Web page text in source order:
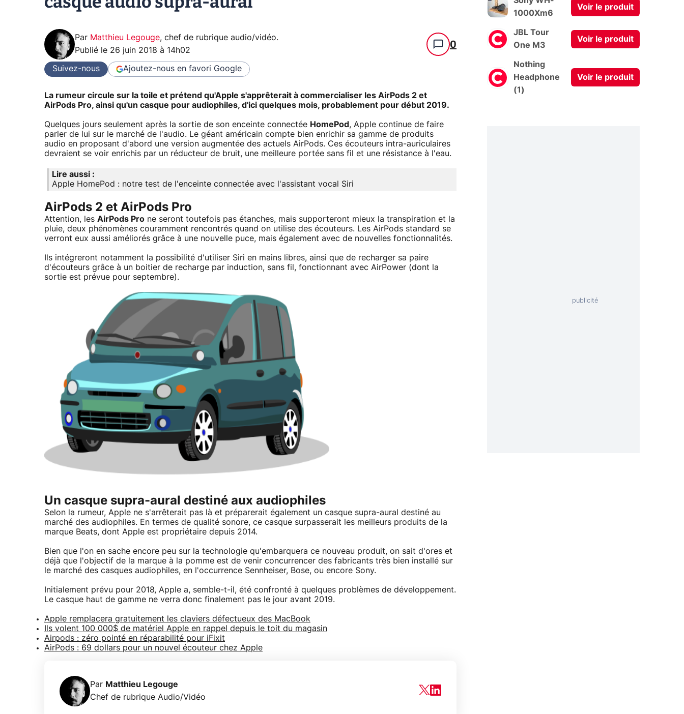
Par Matthieu Legouge, chef de rubrique audio/vidéo.
Publié le 26 juin 2018 à 14h02 0
Suivez-nous Ajoutez-nous en favori Google
La rumeur circule sur la toile et prétend qu'Apple s'apprêterait à commercialiser les AirPods 2 et
AirPods Pro, ainsi qu'un casque pour audiophiles, d'ici quelques mois, probablement pour début 2019.
Quelques jours seulement après la sortie de son enceinte connectée HomePod , Apple continue de faire
parler de lui sur le marché de l'audio. Le géant américain compte bien enrichir sa gamme de produits
audio en proposant d'abord une version augmentée des actuels AirPods. Ces écouteurs intra-auriculaires
devraient se voir enrichis par un réducteur de bruit, une meilleure portée sans fil et une résistance à l'eau.
Lire aussi :
Apple HomePod : notre test de l'enceinte connectée avec l'assistant vocal Siri
AirPods 2 et AirPods Pro
Attention, les AirPods Pro ne seront toutefois pas étanches, mais supporteront mieux la transpiration et la
pluie, deux phénomènes couramment rencontrés quand on utilise des écouteurs. Les AirPods standard se
verront eux aussi améliorés grâce à une nouvelle puce, mais également avec de nouvelles fonctionnalités.
Ils intégreront notamment la possibilité d'utiliser Siri en mains libres, ainsi que de recharger sa paire
d'écouteurs grâce à un boitier de recharge par induction, sans fil, fonctionnant avec AirPower (dont la
sortie est prévue pour septembre).
Un casque supra-aural destiné aux audiophiles
Selon la rumeur, Apple ne s'arrêterait pas là et préparerait également un casque supra-aural destiné au
marché des audiophiles. En termes de qualité sonore, ce casque surpasserait les meilleurs produits de la
marque Beats, dont Apple est propriétaire depuis 2014.
Bien que l'on en sache encore peu sur la technologie qu'embarquera ce nouveau produit, on sait d'ores et
déjà que l'objectif de la marque à la pomme est de venir concurrencer des fabricants très bien installé sur
le marché des casques audiophiles, en l'occurrence Sennheiser, Bose, ou encore Sony.
Initialement prévu pour 2018, Apple a, semble-t-il, été confronté à quelques problèmes de développement.
Le casque haut de gamme ne verra donc finalement pas le jour avant 2019.
Apple remplacera gratuitement les claviers défectueux des MacBook
Ils volent 100 000$ de matériel Apple en rappel depuis le toit du magasin
Airpods : zéro pointé en réparabilité pour iFixit
AirPods : 69 dollars pour un nouvel écouteur chez Apple
Par Matthieu Legouge
Chef de rubrique Audio/Vidéo
1000Xm6
Voir le produit
JBL Tour
One M3
Voir le produit
Nothing
Headphone
(1)
Voir le produit